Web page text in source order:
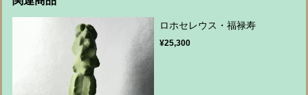
ロホセレウス・福禄寿
¥25,300